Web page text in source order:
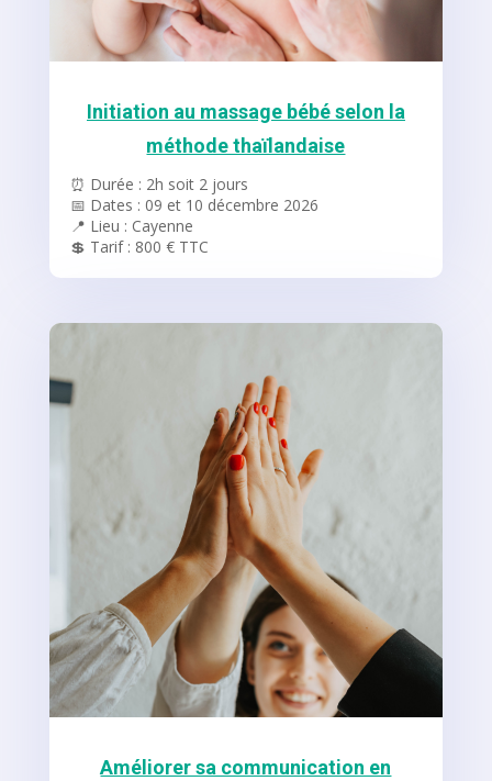
Initiation au massage bébé selon la
méthode thaïlandaise
⏰ Durée : 2h soit 2 jours
📅 Dates : 09 et 10 décembre 2026
📍 Lieu : Cayenne
💲 Tarif : 800 € TTC
Améliorer sa communication en